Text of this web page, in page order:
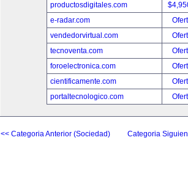
productosdigitales.com
e-radar.com
vendedorvirtual.com
tecnoventa.com
foroelectronica.com
cientificamente.com
portaltecnologico.com
<< Categoria Anterior (Sociedad) Categoria